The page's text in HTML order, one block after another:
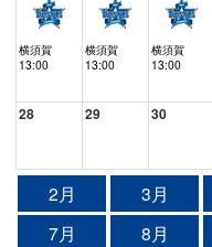
横須賀
13:00
横須賀
13:00
横須賀
13:00
28 29 30
2月 3月
7月
8月